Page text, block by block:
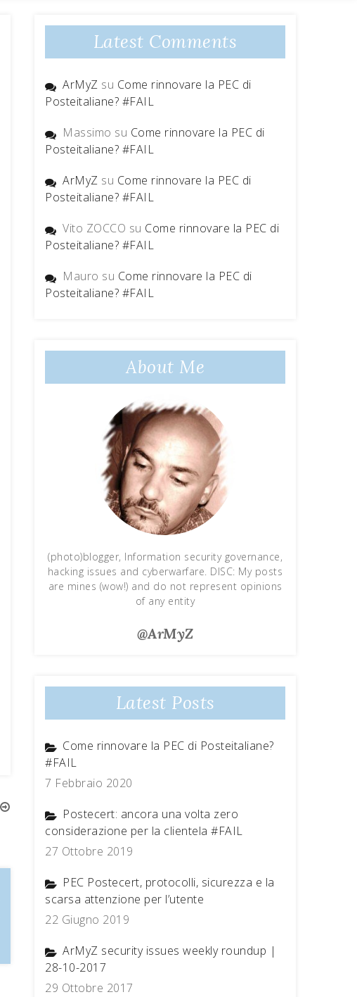
Latest Comments
ArMyZ su Come rinnovare la PEC di
Posteitaliane? #FAIL
Massimo su Come rinnovare la PEC di
Posteitaliane? #FAIL
ArMyZ su Come rinnovare la PEC di
Posteitaliane? #FAIL
Vito ZOCCO su Come rinnovare la PEC di
Posteitaliane? #FAIL
Mauro su Come rinnovare la PEC di
Posteitaliane? #FAIL
About Me
(photo)blogger, Information security governance,
hacking issues and cyberwarfare. DISC: My posts
are mines (wow!) and do not represent opinions
of any entity
@ArMyZ
Latest Posts
Come rinnovare la PEC di Posteitaliane?
#FAIL
7 Febbraio 2020
Postecert: ancora una volta zero
considerazione per la clientela #FAIL
27 Ottobre 2019
PEC Postecert, protocolli, sicurezza e la
scarsa attenzione per l’utente
22 Giugno 2019
ArMyZ security issues weekly roundup |
28-10-2017
29 Ottobre 2017